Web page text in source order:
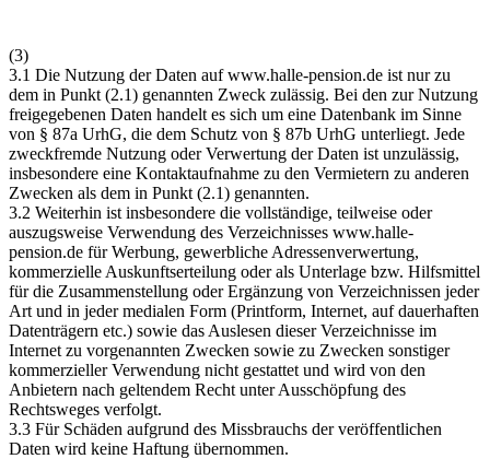
(3)
3.1 Die Nutzung der Daten aufwww.halle-pension.de ist nur zu
dem in Punkt (2.1) genannten Zweck zulässig. Bei den zur Nutzung
freigegebenen Daten handelt es sich um eine Datenbank im Sinne
von § 87a UrhG, die dem Schutz von § 87b UrhG unterliegt. Jede
zweckfremde Nutzung oder Verwertung der Daten ist unzulässig,
insbesondere eine Kontaktaufnahme zu den Vermietern zu anderen
Zwecken als dem in Punkt (2.1) genannten.
3.2 Weiterhin ist insbesondere die vollständige, teilweise oder
auszugsweise Verwendung des Verzeichnisses www.halle-
pension.de für Werbung, gewerbliche Adressenverwertung,
kommerzielle Auskunftserteilung oder als Unterlage bzw. Hilfsmittel
für die Zusammenstellung oder Ergänzung von Verzeichnissen jeder
Art und in jeder medialen Form (Printform, Internet, auf dauerhaften
Datenträgern etc.) sowie das Auslesen dieser Verzeichnisse im
Internet zu vorgenannten Zwecken sowie zu Zwecken sonstiger
kommerzieller Verwendung nicht gestattet und wird von den
Anbietern nach geltendem Recht unter Ausschöpfung des
Rechtsweges verfolgt.
3.3 Für Schäden aufgrund des Missbrauchs der veröffentlichen
Daten wird keine Haftung übernommen.